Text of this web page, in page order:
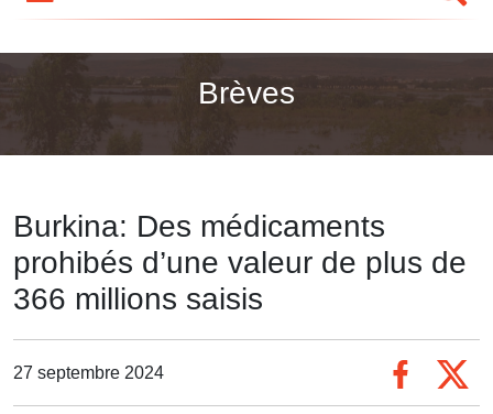
Brèves
Burkina: Des médicaments
prohibés d’une valeur de plus de
366 millions saisis
27 septembre 2024